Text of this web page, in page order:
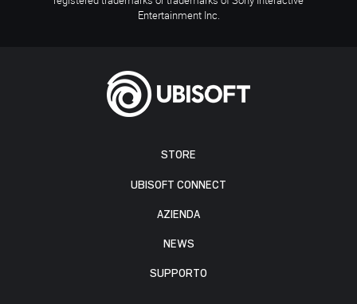
STORE
UBISOFT CONNECT
AZIENDA
NEWS
SUPPORTO
Entertainment Inc.